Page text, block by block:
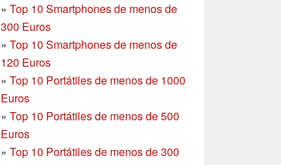
» Top 10 Smartphones de menos de
300 Euros
» Top 10 Smartphonesde menos de
120 Euros
» Top 10 Portátiles de menos de 1000
Euros
» Top 10 Portátiles de menos de 500
Euros
» Top 10 Portátiles de menos de 300